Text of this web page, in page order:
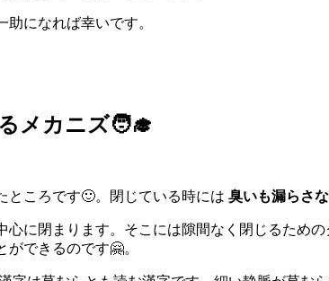
になれば幸いです。
メカニズ🧑‍🎓
ところです🙂。閉じている時には 臭いも漏らさ
心に閉まります。そこには隙間なく閉じるため
できるのです🤗。